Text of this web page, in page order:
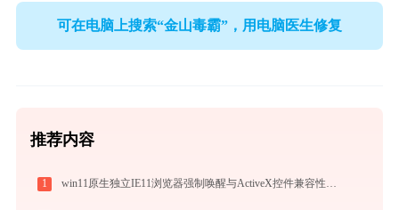
可在电脑上搜索“金山毒霸”，用电脑医生修复
推荐内容
1 win11原生独立IE11浏览器强制唤醒与ActiveX控件兼容性部署指南